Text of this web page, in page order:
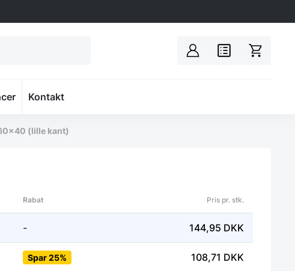
Spacer
Kontakt
(lille kant)
Rabat
Pris pr. stk.
- 144,95 DKK
Spar 25% 108,71 DKK